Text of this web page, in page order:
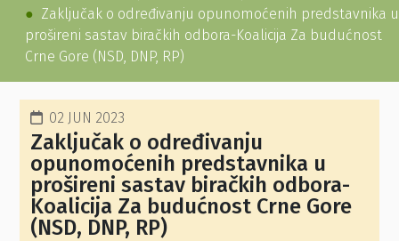
Zaključak o određivanju opunomoćenih predstavnika u
prošireni sastav biračkih odbora-Koalicija Za budućnost
Crne Gore (NSD, DNP, RP)
02 JUN 2023
Zaključak o određivanju
opunomoćenih predstavnika u
prošireni sastav biračkih odbora-
Koalicija Za budućnost Crne Gore
(NSD, DNP, RP)